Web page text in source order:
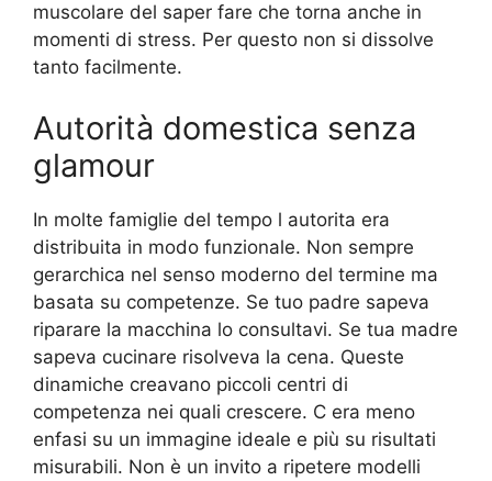
muscolare del saper fare che torna anche in
momenti di stress. Per questo non si dissolve
tanto facilmente.
Autorità domestica senza
glamour
In molte famiglie del tempo l autorita era
distribuita in modo funzionale. Non sempre
gerarchica nel senso moderno del termine ma
basata su competenze. Se tuo padre sapeva
riparare la macchina lo consultavi. Se tua madre
sapeva cucinare risolveva la cena. Queste
dinamiche creavano piccoli centri di
competenza nei quali crescere. C era meno
enfasi su un immagine ideale e più su risultati
misurabili. Non è un invito a ripetere modelli